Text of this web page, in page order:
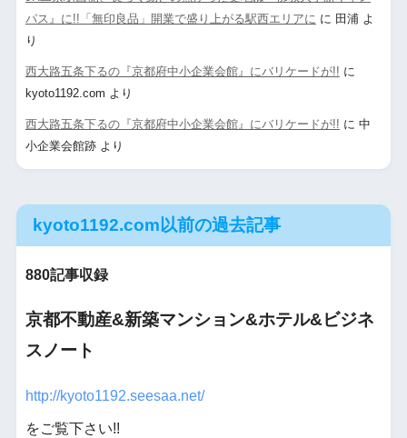
パス』に!!「無印良品」開業で盛り上がる駅西エリアに に 田浦よ
り
西大路五条下るの『京都府中小企業会館』にバリケードが!! に
kyoto1192.com より
西大路五条下るの『京都府中小企業会館』にバリケードが!! に 中
小企業会館跡より
kyoto1192.com以前の過去記事
880記事収録
京都不動産&新築マンション&ホテル&ビジネ
スノート
http://kyoto1192.seesaa.net/
をご覧下さい!!